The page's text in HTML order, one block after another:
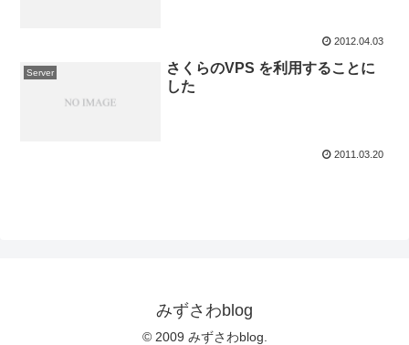
2012.04.03
Server
さくらのVPS を利用することに
した
2011.03.20
みずさわblog
© 2009 みずさわblog.